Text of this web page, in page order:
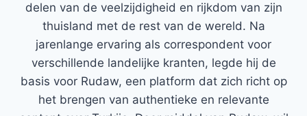
delen van de veelzijdigheid en rijkdom van zijn
thuisland met de rest van de wereld. Na
jarenlange ervaring als correspondent voor
verschillende landelijke kranten, legde hij de
basis voor Rudaw, een platform dat zich richt op
het brengen van authentieke en relevante